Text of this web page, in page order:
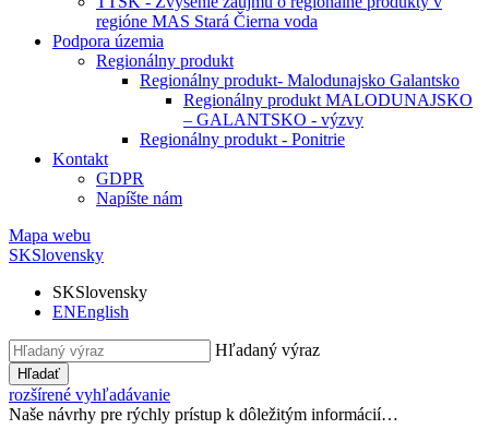
regióne MAS Stará Čierna voda
Podpora územia
Regionálny produkt
Regionálny produkt- Malodunajsko Galantsko
Regionálny produkt MALODUNAJSKO
– GALANTSKO - výzvy
Regionálny produkt - Ponitrie
Kontakt
GDPR
Napíšte nám
Mapa webu
SKSlovensky
SKSlovensky
ENEnglish
Hľadaný výraz
Hľadať
rozšírené vyhľadávanie
Naše návrhy pre rýchly prístup k dôležitým informácií…